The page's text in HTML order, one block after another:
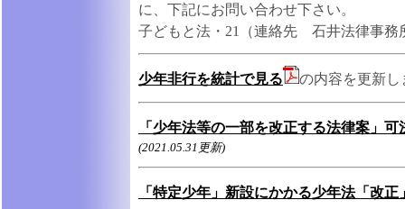
に、下記にお問い合わせ下さい。
子どもと法・21（連絡先 石井法律事務
少年非行を統計で見る の内容を更新
「少年法等の一部を改正する法律案」
(2021.05.31更新)
「特定少年」新設にかかる少年法「改正